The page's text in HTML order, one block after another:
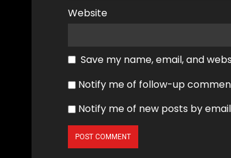
Website
Save my name, email, and
Notify me of follow-up
Notify me of new posts by